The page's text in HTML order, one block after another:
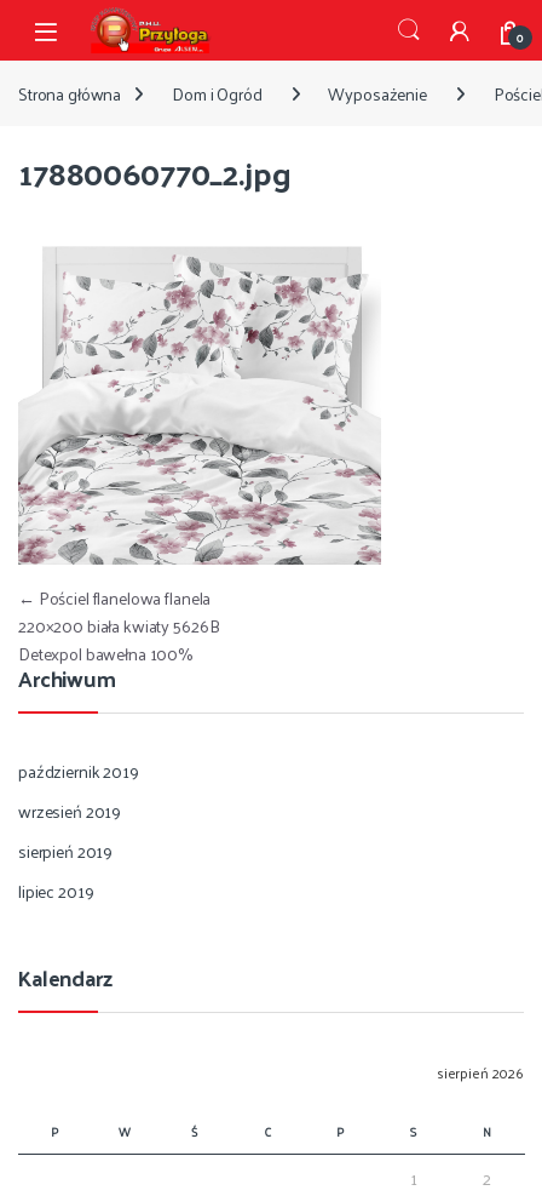
Przejdź do nawigacji
Przejdź do treści
Open 0
Strona główna Dom i Ogród Wyposażenie
17880060770_2.jpg
Nawigacja wpisu
← Pościel flanelowa flanela
220×200 biała kwiaty 5626B
Detexpol bawełna 100%
Archiwum
październik 2019
wrzesień 2019
sierpień 2019
lipiec 2019
Kalendarz
sierpień 2026
P W Ś C P S N
1
2